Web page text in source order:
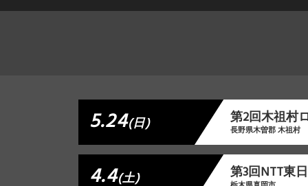
5.24(日) 第2回木祖村
長野県木曽郡 木祖村
4.4(土) 第3回NTT東